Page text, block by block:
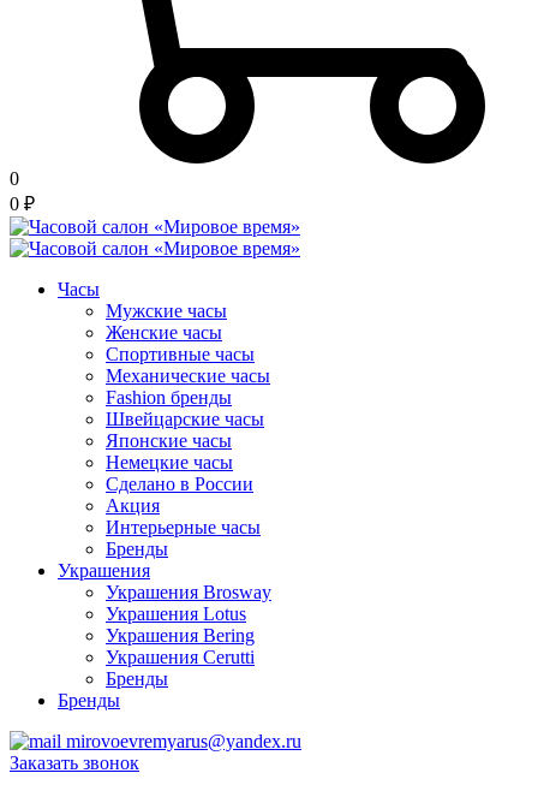
0
0 ₽
Часы
Мужские часы
Женские часы
Спортивные часы
Механические часы
Fashion бренды
Швейцарские часы
Японские часы
Немецкие часы
Сделано в России
Акция
Интерьерные часы
Бренды
Украшения
Украшения Brosway
Украшения Lotus
Украшения Bering
Украшения Cerutti
Бренды
Бренды
mirovoevremyarus@yandex.ru
Заказать звонок